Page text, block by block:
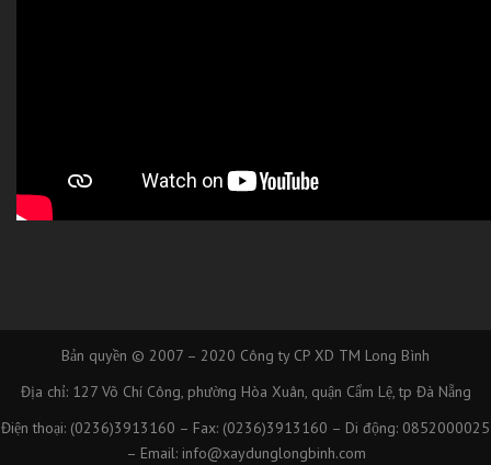
Bản quyền © 2007 – 2020 Công ty CP XD TM Long Bình
Địa chỉ: 127 Võ Chí Công, phường Hòa Xuân, quận Cẩm Lệ, tp Đà Nẵng
Điện thoại: (0236)3913160 – Fax: (0236)3913160 – Di động: 0852000025
– Email: info@xaydunglongbinh.com